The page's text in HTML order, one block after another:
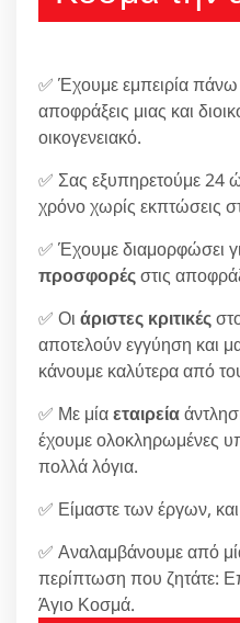
✅ Έχουμε εμπειρία
αποφράξεις μιας και
οικογενειακό.
✅ Σας εξυπηρετούμε 24
χρόνο χωρίς εκπτώσεις
✅ Έχουμε διαμορφώσει
προσφορέςστις
✅ Οι άριστες κριτικές
αποτελούν εγγύηση και
κάνουμε καλύτερα από
✅ Με μίαεταιρεία
έχουμε ολοκληρωμένες
πολλά λόγια.
✅ Είμαστε των έργων,
✅ Αναλαμβάνουμε από
περίπτωση που ζητάτε:
Άγιο Κοσμά.